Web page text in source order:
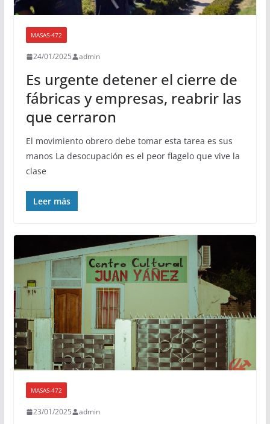
MASAS-472
24/01/2025 admin
Es urgente detener el cierre de
fábricas y empresas, reabrir las
que cerraron
El movimiento obrero debe tomar esta tarea es sus
manos La desocupación es el peor flagelo que vive la
clase
Leer más
MASAS-472
23/01/2025 admin